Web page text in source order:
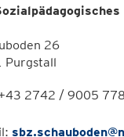
26
Purgstall
2742 / 9005